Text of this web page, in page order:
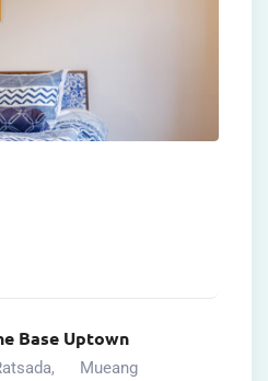
Base Uptown
, Mueang